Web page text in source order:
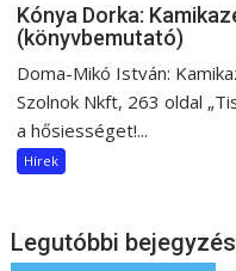
Kónya Dorka:
(könyvbemutató)
Doma-Mikó István:
Szolnok Nkft, 263 oldal
a hősiességet!...
Hírek
Legutóbbi